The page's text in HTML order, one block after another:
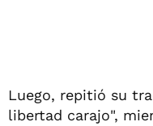
Luego, repitió su
libertad carajo",